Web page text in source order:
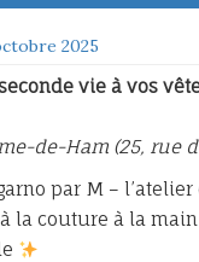
2025
vie à vos
de-Ham (25, rue
par M –
la couture à la